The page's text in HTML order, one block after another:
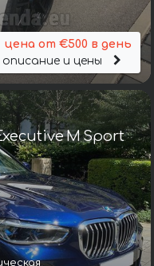
цена от €500 в день
описание и цены
M Sport